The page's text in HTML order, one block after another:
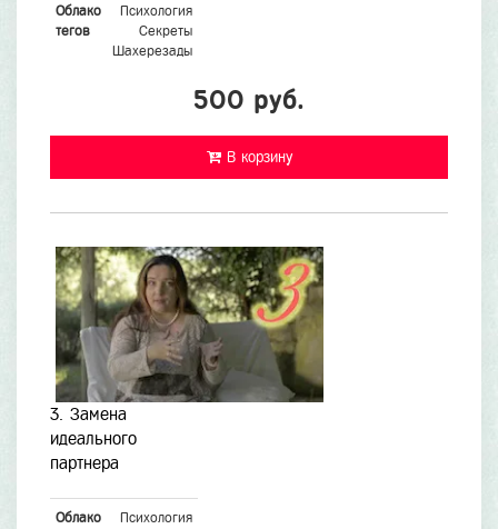
Облако
тегов
Психология
Секреты
Шахерезады
500 руб.
В корзину
3. Замена
идеального
партнера
Облако
Психология